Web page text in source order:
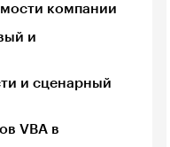
компании
и
и сценарный
VBA в